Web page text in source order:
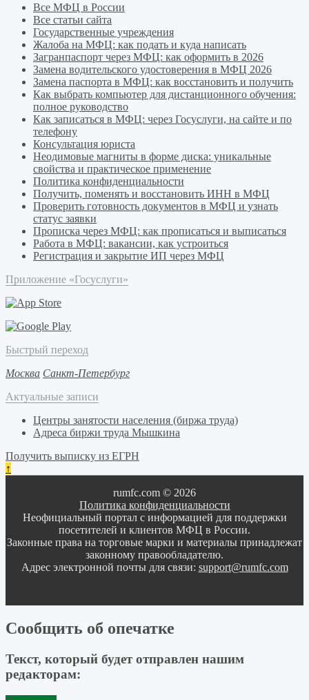
Все МФЦ в России
Все статьи сайта
Государственные учреждения
Жалоба на МФЦ: как подать и куда написать
Загранпаспорт через МФЦ: как оформить в 2026
Замена водительского удостоверения в МФЦ 2026
Замена паспорта в МФЦ: как восстановить и получить
Как выбрать компьютер для дистанционного обучения:
полное руководство
Как записаться в МФЦ: через Госуслуги, на сайте и по
телефону
Консультация юриста
Неодимовые магниты в форме диска: уникальные
свойства и практическое применение
Политика конфиденциальности
Получить, поменять и восстановить ИНН в МФЦ
Проверить готовность документов в МФЦ и узнать
статус заявки
Прописка через МФЦ: как прописаться и выписаться
Работа в МФЦ: вакансии, как устроиться
Регистрация и закрытие ИП через МФЦ
Приложение «Госуслуги»
Быстрый переход
Москва Санкт-Петербург
Актуальные записи
Центры занятости населения (биржа труда)
Адреса биржи труда Мышкина
Получить выписку из ЕГРН
↑
rumfc.com © 2026
Политика конфиденциальности
Неофициальный портал с информацией для поддержки
посетителей и клиентов МФЦ в России.
Законные права на торговые марки и материалы принадлежат
законному правообладателю.
Адрес электронной почты для связи: support@rumfc.com
Сообщить об опечатке
Текст, который будет отправлен нашим
редакторам: